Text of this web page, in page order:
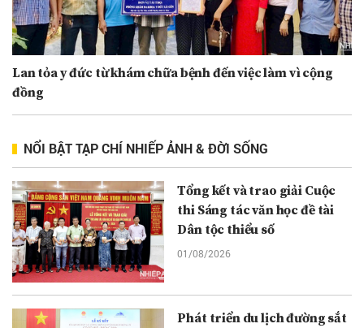
Lan tỏa y đức từ khám chữa bệnh đến việc làm vì cộng
đồng
NỔI BẬT TẠP CHÍ NHIẾP ẢNH & ĐỜI SỐNG
Tổng kết và trao giải Cuộc
thi Sáng tác văn học đề tài
Dân tộc thiểu số
01/08/2026
Phát triển du lịch đường sắt